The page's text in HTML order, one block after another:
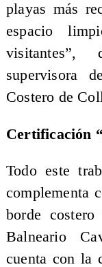
playas más
espacio
visitantes”,
supervisora
Costero de
Certificación
Todo este
complementa
borde
Balneario
cuenta con la